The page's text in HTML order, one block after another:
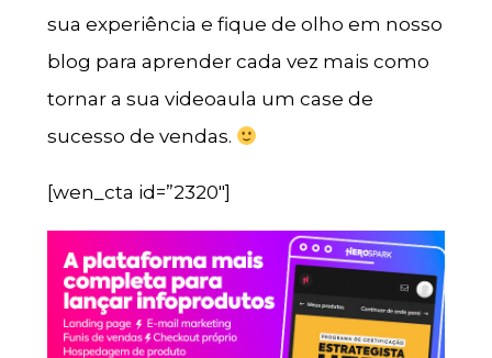
sua experiência e fique de olho em nosso
blog para aprender cada vez mais como
tornar a sua videoaula um case de
sucesso de vendas.
[wen_cta id=”2320″]